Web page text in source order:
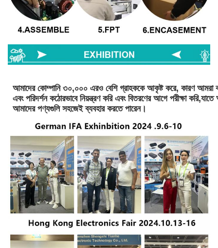
আমাদের কোম্পানি ৩০,০০০ এরও বেশি গ্রাহককে আকৃষ্ট করে, কারণ আমরা
এবং পরিদর্শন কঠোরভাবে নিয়ন্ত্রণ করি এবং বিতরণের আগে পরীক্ষা
আমাদের পণ্যগুলি সহজেই ব্যবহার করতে পারেন।